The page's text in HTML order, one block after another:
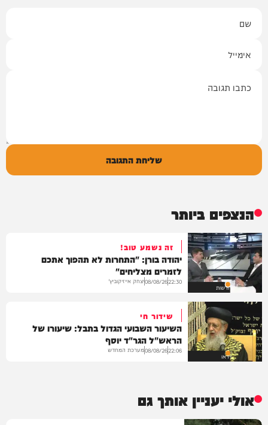
שליחת התגובה
הנצפים ביותר
חדשות
זה נשמע טוב!
יהודה בורן: "התחרות לא תהפוך אתכם
לזמרים מצליחים"
22:30
08/08/26יצחק אייזיקוביץ'
וידאו
שידור חי
השיעור השבועי הגדול בתבל: שיעורו של
הראש"ל הגר"ד יוסף
22:06
08/08/26מערכת המחדש
אולי יעניין אותך גם